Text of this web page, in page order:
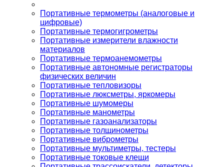
Портативные термометры (аналоговые и
цифровые)
Портативные термогигрометры
Портативные измерители влажности
материалов
Портативные термоанемометры
Портативные автономные регистраторы
физических величин
Портативные тепловизоры
Портативные люксметры, яркомеры
Портативные шумомеры
Портативные манометры
Портативные газоанализаторы
Портативные толщинометры
Портативные виброметры
Портативные мультиметры, тестеры
Портативные токовые клещи